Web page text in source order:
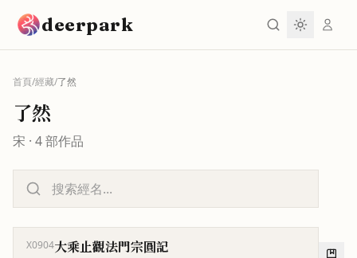
deerpark
首頁/經藏/了然
了然
宋 · 4部作品
X0904大乘止觀法門宗圓記